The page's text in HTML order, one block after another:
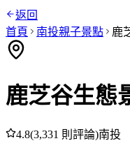
返回
首頁
南投親子景點 鹿
鹿芝谷生態
4.8(3,331 則評論)南投